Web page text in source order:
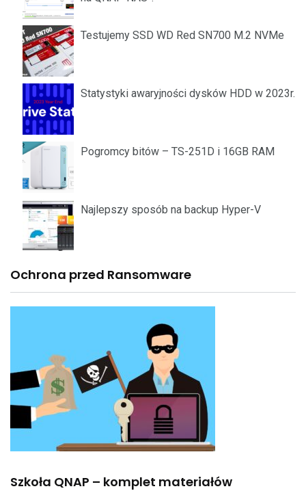
Testujemy SSD WD Red SN700 M.2 NVMe
Statystyki awaryjności dysków HDD w 2023r.
Pogromcy bitów – TS-251D i 16GB RAM
Najlepszy sposób na backup Hyper-V
Ochrona przed Ransomware
Szkoła QNAP – komplet materiałów